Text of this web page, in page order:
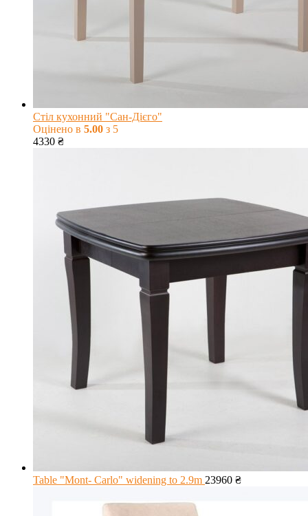
Стіл кухонний "Сан-Дієго"
Оцінено в 5.00 з 5
4330 ₴
Table "Mont- Carlo" widening to 2.9m 23960 ₴